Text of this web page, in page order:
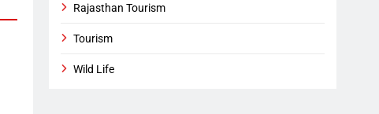
Rajasthan Tourism
Tourism
Wild Life